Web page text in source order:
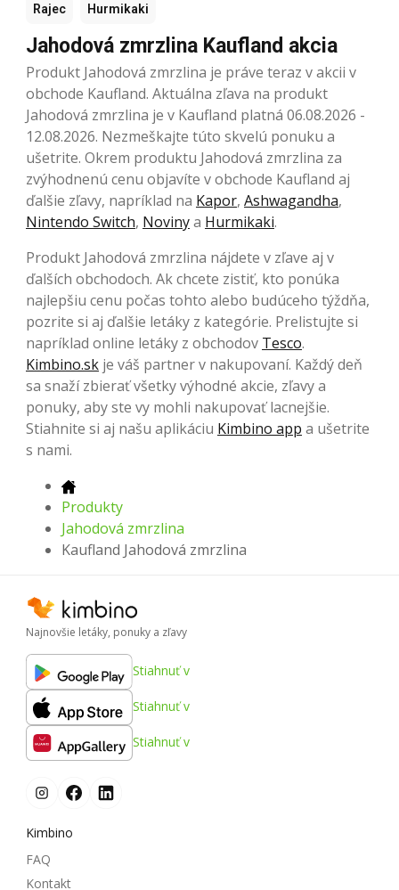
Rajec Hurmikaki
Jahodová zmrzlina Kaufland akcia
Produkt Jahodová zmrzlina je práve teraz v akcii v
obchode Kaufland. Aktuálna zľava na produkt
Jahodová zmrzlina je v Kaufland platná 06.08.2026 -
12.08.2026. Nezmeškajte túto skvelú ponuku a
ušetrite. Okrem produktu Jahodová zmrzlina za
zvýhodnenú cenu objavíte v obchode Kaufland aj
ďalšie zľavy, napríklad na Kapor, Ashwagandha,
Nintendo Switch, Novinya Hurmikaki.
Produkt Jahodová zmrzlina nájdete v zľave aj v
ďalších obchodoch. Ak chcete zistiť, kto ponúka
najlepšiu cenu počas tohto alebo budúceho týždňa,
pozrite si aj ďalšie letáky z kategórie. Prelistujte si
napríklad online letáky z obchodov Tesco.
Kimbino.sk je váš partner v nakupovaní. Každý deň
sa snaží zbierať všetky výhodné akcie, zľavy a
ponuky, aby ste vy mohli nakupovať lacnejšie.
Stiahnite si aj našu aplikáciu Kimbino app a ušetrite
s nami.
Produkty
Jahodová zmrzlina
Kaufland Jahodová zmrzlina
Najnovšie letáky, ponuky a zľavy
Stiahnuť v
Stiahnuť v
Stiahnuť v
Kimbino
FAQ
Kontakt